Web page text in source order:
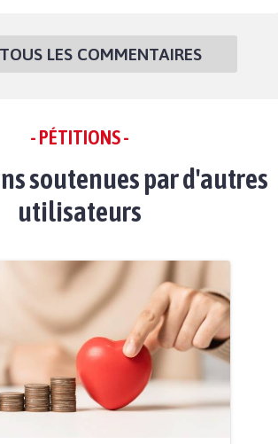
LES COMMENTAIRES
- PÉTITIONS -
soutenues par d'autres
utilisateurs